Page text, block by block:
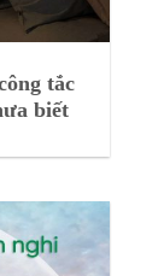
tắc
biết